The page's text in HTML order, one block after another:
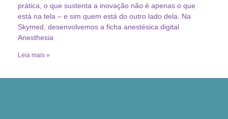
prática, o que sustenta a inovação não é apenas o que
está na tela – e sim quem está do outro lado dela. Na
Skymed, desenvolvemos a ficha anestésica digital
Anesthesia
Leia mais »